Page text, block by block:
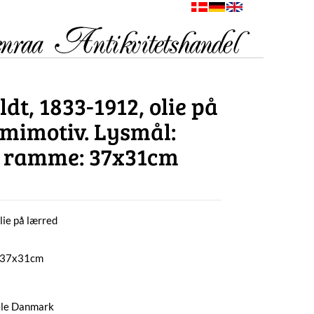
1833-1912, olie på
Lysmål:
37x31cm
på lærred
Danmark